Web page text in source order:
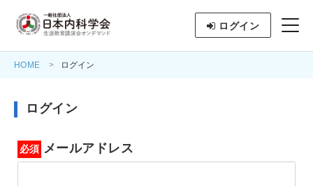
ログイン
HOME ログイン
ログイン
メールアドレス